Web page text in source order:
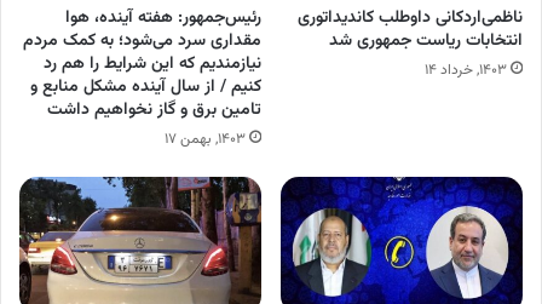
ناظمی‌اردکانی داوطلب کاندیداتوری
انتخابات ریاست جمهوری شد
۱۴۰۳, خرداد ۱۴
رئیس‌جمهور: هفته آینده، هوا
مقداری سرد می‌شود؛ به کمک مردم
نیازمندیم که این شرایط را هم رد
کنیم / از سال آینده مشکل منابع و
تامین برق و گاز نخواهیم داشت
۱۴۰۳, بهمن ۱۷